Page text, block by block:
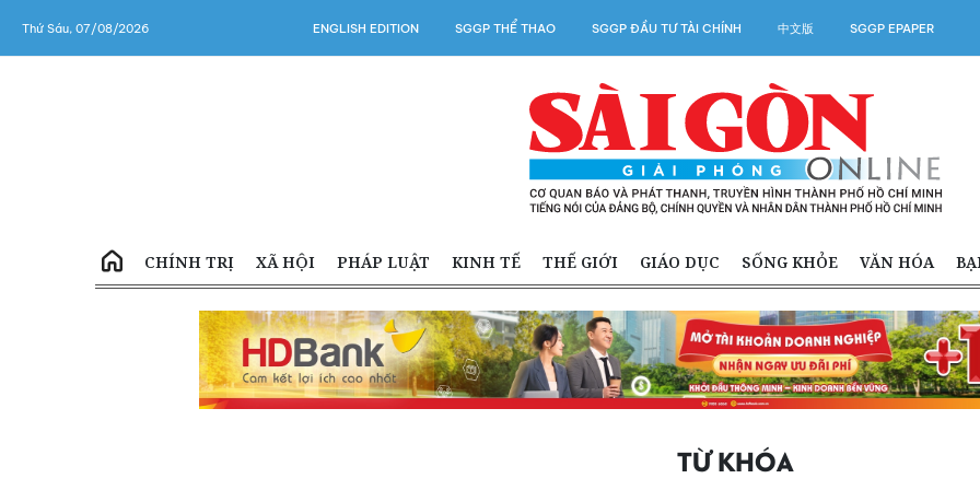
Thứ Sáu, 07/08/2026 ENGLISH EDITION SGGP THỂ THAO SGGP ĐẦU TƯ TÀI CHÍNH 中文版 SGGP EPAPER
CHÍNH TRỊ XÃ HỘI PHÁP LUẬT KINH TẾ THẾ GIỚI GIÁO DỤC SỐNG KHỎE VĂN HÓA
TỪ KHÓA